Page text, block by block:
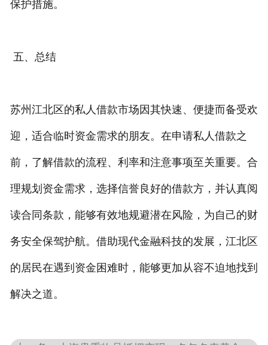
保护措施。
五、总结
苏州江北区的私人借款市场因其快速、便捷而备受欢
迎，适合临时资金需求的朋友。在申请私人借款之
前，了解借款的流程、利率和注意事项至关重要。合
理规划资金需求，选择信誉良好的借款方，并认真阅
读合同条款，能够有效地规避潜在风险，为自己的财
务安全保驾护航。借助现代金融科技的发展，江北区
的居民在遇到资金困难时，能够更加从容不迫地找到
解决之道。